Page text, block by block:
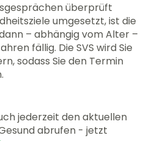
überprüft
umgesetzt, ist die
– abhängig vom Alter –
fällig. Die SVS wird Sie
sodass Sie den Termin
jederzeit den aktuellen
abrufen - jetzt